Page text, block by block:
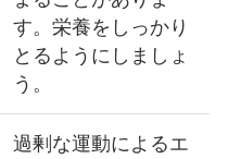
す。栄養をしっかり
とるようにしましょ
う。
過剰な運動によるエ